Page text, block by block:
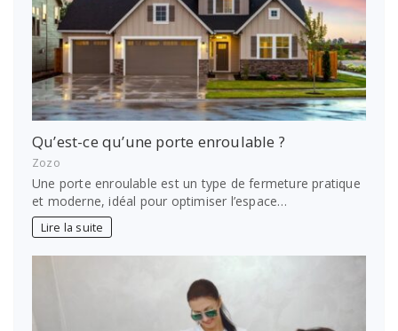
Qu’est-ce qu’une porte enroulable ?
Zozo
Une porte enroulable est un type de fermeture pratique
et moderne, idéal pour optimiser l’espace…
Lire la suite